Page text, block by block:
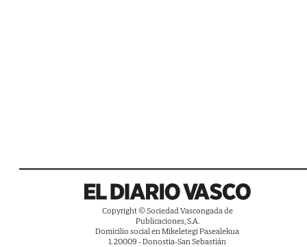
Copyright © Sociedad Vascongada de
Publicaciones, S.A.
Domicilio social en Mikeletegi Pasealekua
1. 20009 - Donostia-San Sebastián